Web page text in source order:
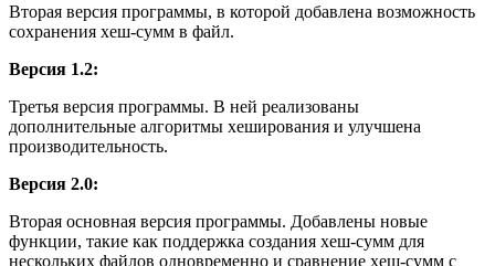
Вторая версия программы, в которой добавлена возможность
сохранения хеш-сумм в файл.
Версия 1.2:
Третья версия программы. В ней реализованы
дополнительные алгоритмы хеширования и улучшена
производительность.
Версия 2.0:
Вторая основная версия программы. Добавлены новые
функции, такие как поддержка создания хеш-сумм для
нескольких файлов одновременно и сравнение хеш-сумм с